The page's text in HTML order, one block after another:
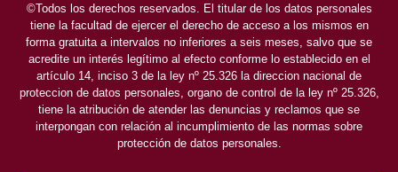
©Todos los derechos reservados. El titular de los datos personales
tiene la facultad de ejercer el derecho de acceso a los mismos en
forma gratuita a intervalos no inferiores a seis meses, salvo que se
acredite un interés legítimo al efecto conforme lo establecido en el
artículo 14, inciso 3 de la ley nº 25.326 la direccion nacional de
proteccion de datos personales, organo de control de la ley nº 25.326,
tiene la atribución de atender las denuncias y reclamos que se
interpongan con relación al incumplimiento de las normas sobre
protección de datos personales.